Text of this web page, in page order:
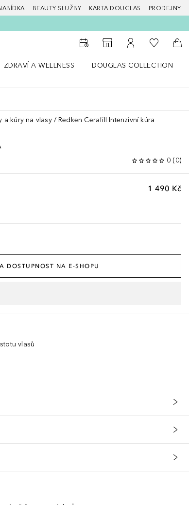
BEAUTY SLUŽBY KARTA DOUGLAS PRODEJNY
K vyhledávači prodejen
K mému účtu
K mému
Do
ZDRAVÍ A WELLNESS
DOUGLAS COLLECTION
a kúry na vlasy Redken Cerafill Intenzivní kúra
0 (0)
1 490 Kč
DOSTUPNOST NA E-SHOPU
vlasů